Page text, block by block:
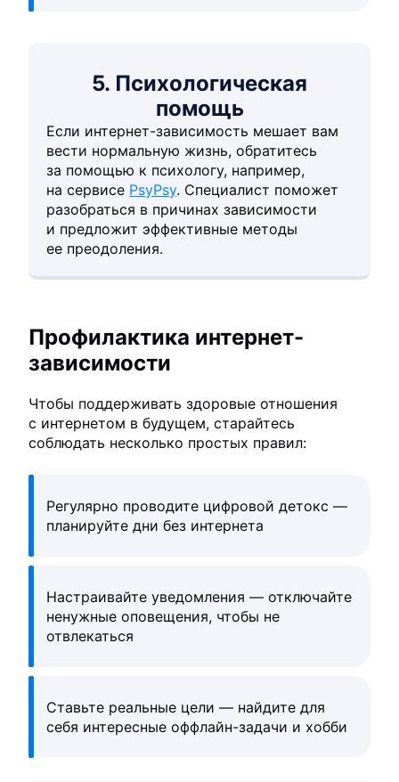
5. Психологическая
помощь
Если интернет-зависимость мешает вам
вести нормальную жизнь, обратитесь
за помощью к психологу, например,
на сервисе PsyPsy. Специалист поможет
разобраться в причинах зависимости
и предложит эффективные методы
ее преодоления.
Профилактика интернет-
зависимости
Чтобы поддерживать здоровые отношения
с интернетом в будущем, старайтесь
соблюдать несколько простых правил:
Регулярно проводите цифровой детокс —
планируйте дни без интернета
Настраивайте уведомления — отключайте
ненужные оповещения, чтобы не
отвлекаться
Ставьте реальные цели — найдите для
себя интересные оффлайн-задачи и хобби